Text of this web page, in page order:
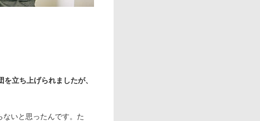
立ち上げられましたが、
いと思ったんです。た